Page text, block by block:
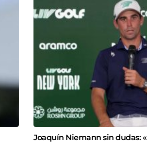
Joaquín Niemann sin dudas: